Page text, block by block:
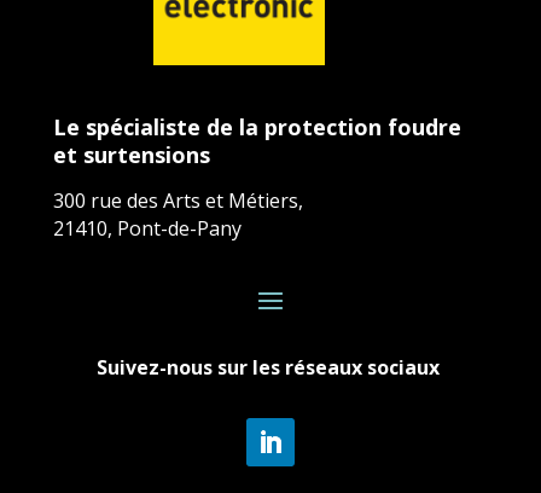
Le spécialiste de la protection foudre
et surtensions
300 rue des Arts et Métiers,
21410, Pont-de-Pany
Suivez-nous sur les réseaux sociaux